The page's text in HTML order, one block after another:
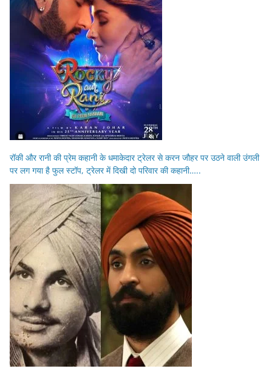
रॉकी और रानी की प्रेम कहानी के धमाकेदार ट्रेलर से करन जौहर पर उठने वाली उंगली
पर लग गया है फुल स्टॉप, ट्रेलर में दिखी दो परिवार की कहानी…..